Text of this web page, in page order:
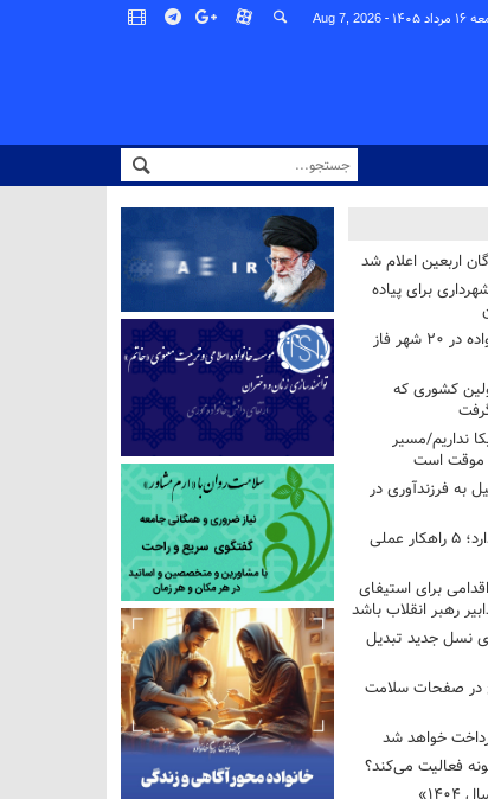
۱۴۰۵ - Aug 7, 2026
اربعین اعلام شد
برای پیاده
آغاز برنامه ملی پزشکی خانواده در ۲۰ شهر فاز
کشوری که
نداریم/مسیر
موقت است
به فرزندآوری در
فرزندم به من احترام نمی‌گذارد؛ ۵ راهکار عملی
برای استیفای
رهبر انقلاب باشد
نسل جدید تبدیل
در صفحات سلامت
فعالیت می‌کند؟